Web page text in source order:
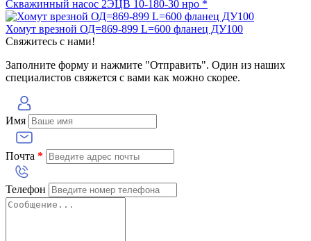
Скважинный насос 2ЭЦВ 10-180-30 нро *
Хомут врезной ОД=869-899 L=600 фланец ДУ100
Свяжитесь с нами!
Заполните форму и нажмите "Отправить". Один из наших
специалистов свяжется с вами как можно скорее.
Имя
Почта *
Телефон